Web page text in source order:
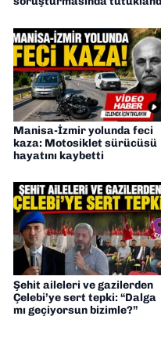
Manisa-İzmir yolunda feci
kaza: Motosiklet sürücüsü
hayatını kaybetti
Şehit aileleri ve gazilerden
Çelebi’ye sert tepki: “Dalga
mı geçiyorsun bizimle?”